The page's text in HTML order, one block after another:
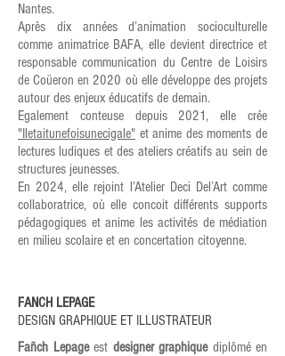
Nantes.
Après dix années d’animation socioculturelle
comme animatrice BAFA, elle devient directrice et
responsable communication du Centre de Loisirs
de Coüeron en 2020 où elle développe des projets
autour des enjeux éducatifs de demain.
Egalement conteuse depuis 2021, elle crée
"Iletaitunefoisunecigale" et anime des moments de
lectures ludiques et des ateliers créatifs au sein de
structures jeunesses.
En 2024, elle rejoint l’Atelier Deci Del’Art comme
collaboratrice, où elle concoit différents supports
pédagogiques et anime les activités de médiation
en milieu scolaire et en concertation citoyenne.
FANCH LEPAGE
DESIGN GRAPHIQUE ET ILLUSTRATEUR
Fañch Lepageest designer graphiquediplômé en